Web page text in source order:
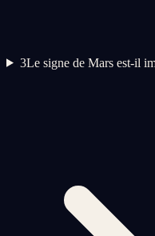
3Le signe de Mars est-il